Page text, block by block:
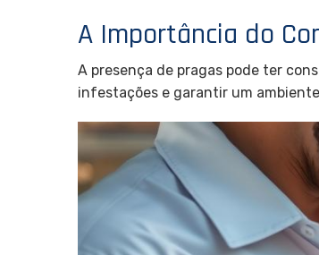
A Importância do
A presença de pragas pode ter
infestações e garantir um